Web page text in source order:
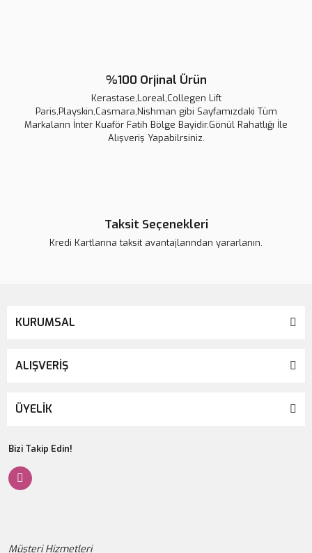
Loreal Professionnel Absolut Repair Golden Saç Maskesi 500 ml
2.520,00 TL
%100 Orjinal Ürün
Kerastase,Loreal,Collegen Lift
Paris,Playskin,Casmara,Nishman gibi Sayfamızdaki Tüm
Markaların İnter Kuaför Fatih Bölge Bayidir.Gönül Rahatlığı İle
Alışveriş Yapabilrsiniz.
Taksit Seçenekleri
Kredi Kartlarına taksit avantajlarından yararlanın.
KURUMSAL
ALIŞVERİŞ
ÜYELİK
Bizi Takip Edin!
Müşteri Hizmetleri